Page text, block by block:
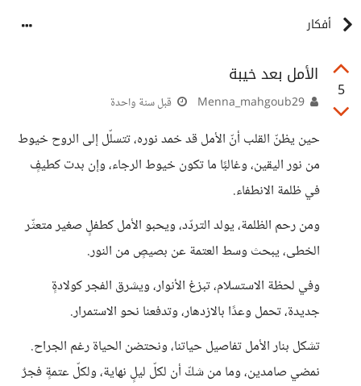
أفكار
5
الأمل بعد خيبة
قبل سنة واحدة
حين يظنّ القلب أنّ الأمل قد خمد نوره، تتسلّل إلى الروح خيوط
من نور اليقين، وغالبًا ما تكون خيوط الرجاء، وإن بدت كطيفٍ
في ظلمة الانطفاء.
ومن رحم الظلمة، يولد التردّد، ويحبو الأمل كطفلٍ صغير متعثّر
الخطى، يبحث وسط العتمة عن بصيصٍ من النور.
وفي لحظة الاستسلام، تبزغ الأنوار، ويشرق الفجر كولادةٍ
جديدة، تحمل وعدًا بالازدهار، وتدفعنا نحو الاستمرار.
تشكل بنار الأمل تفاصيل حياتنا، ونحتضن الحياة رغم الجراح.
نمضي صامدين، وما من شكّ أن لكلّ ليلٍ نهاية، ولكلّ عتمةٍ فجرٌ